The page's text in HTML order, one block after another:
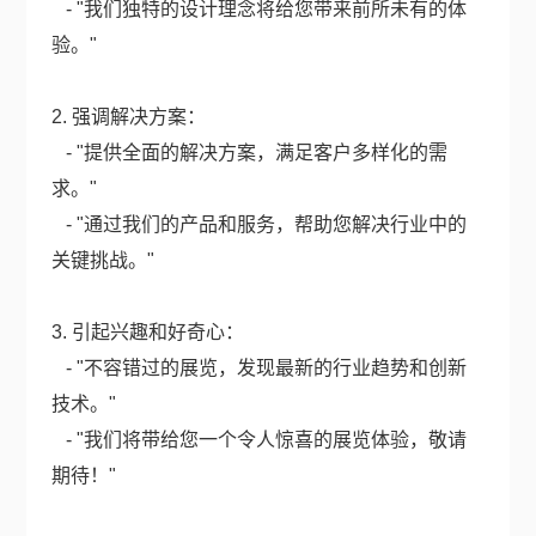
- "我们独特的设计理念将给您带来前所未有的体
验。"
2. 强调解决方案：
- "提供全面的解决方案，满足客户多样化的需
求。"
- "通过我们的产品和服务，帮助您解决行业中的
关键挑战。"
3. 引起兴趣和好奇心：
- "不容错过的展览，发现最新的行业趋势和创新
技术。"
- "我们将带给您一个令人惊喜的展览体验，敬请
期待！"